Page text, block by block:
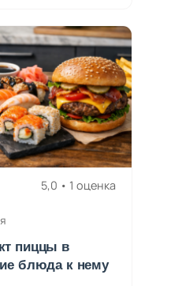
5,0 • 1 оценка
пиццы в
блюда к нему